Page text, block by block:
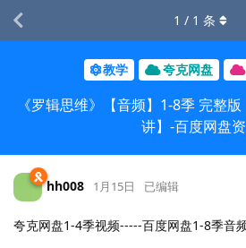
教学 夸克网盘
《罗辑思维》【音频】1-8季 完整
讲】-百度网盘
1 / 1 条
hh008 1月15日 已编辑
夸克网盘1-4季视频-----百度网盘1-8季音